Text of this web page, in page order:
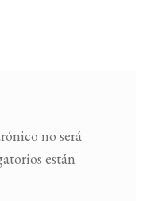
no será
están